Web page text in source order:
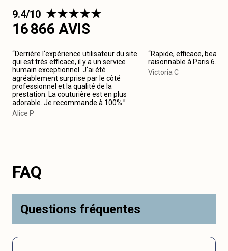
9.4/10
16 866 AVIS
“Derrière l‘expérience utilisateur du site
qui est très efficace, il y a un service
humain exceptionnel. J‘ai été
agréablement surprise par le côté
professionnel et la qualité de la
prestation. La couturière est en plus
adorable. Je recommande à 100%.”
Alice P
“Rapide, efficace, beau
raisonnable à Paris 6.
Victoria C
FAQ
Questions fréquentes